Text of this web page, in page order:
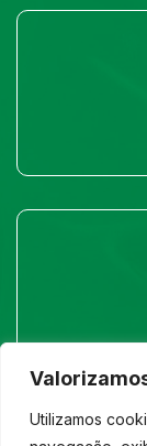
Utilizamos